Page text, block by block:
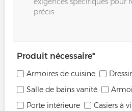
Produit nécessaire*
Armoires de cuisine
Salle de bains vanité
Porte intérieure
Casiers à